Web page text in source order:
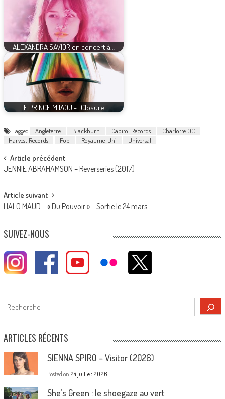
ALEXANDRA SAVIOR en concert à…
LE PRINCE MIIAOU - "Closure"
Tagged Angleterre Blackburn Capitol Records
Charlotte OC
Harvest Records
Pop Royaume-Uni Universal
Post
navigation
Article précédent
JENNIE ABRAHAMSON – Reverseries (2017)
Article suivant
HALO MAUD – « Du Pouvoir » – Sortie le 24 mars
SUIVEZ-NOUS
Rechercher
ARTICLES RÉCENTS
SIENNA SPIRO – Visitor (2026)
Posted on 24 juillet 2026
She’s Green : le shoegaze au vert